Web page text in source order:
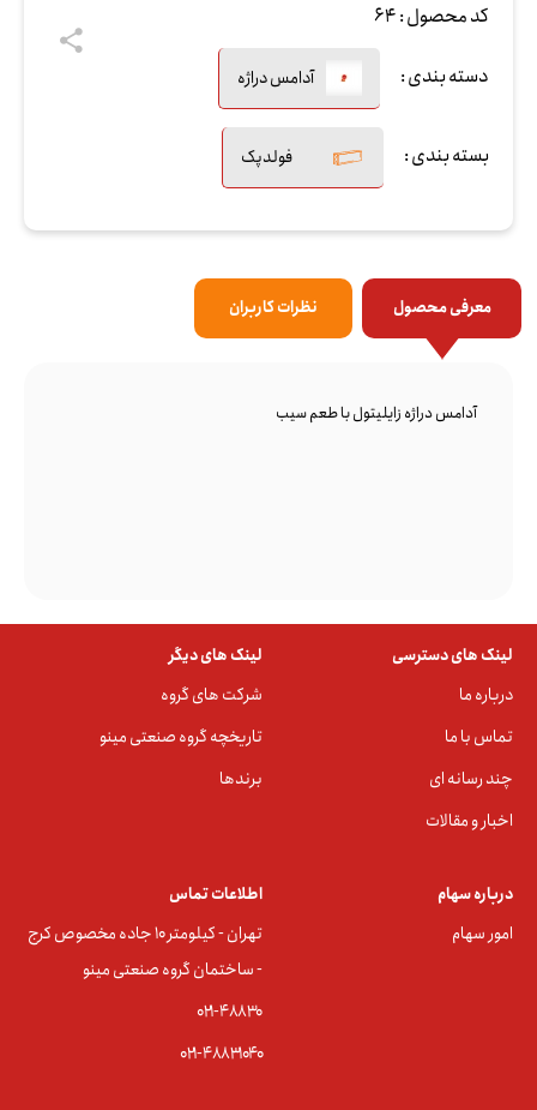
کد محصول :64
دسته بندی : آدامس دراژه
بسته بندی : فولدپک
معرفی محصول نظرات کاربران
آدامس دراژه زایلیتول با طعم سیب
لینک های دسترسی
درباره ما
تماس با ما
چند رسانه ای
اخبار و مقالات
لینک های دیگر
شرکت های گروه
تاریخچه گروه صنعتی مینو
برندها
درباره سهام
امور سهام
اطلاعات تماس
تهران - کیلومتر ۱۰ جاده مخصوص کرج
- ساختمان گروه صنعتی مینو
۰۲۱-۴۸۸۳0
۰۲۱-۴۸۸۳۱۰۴۰